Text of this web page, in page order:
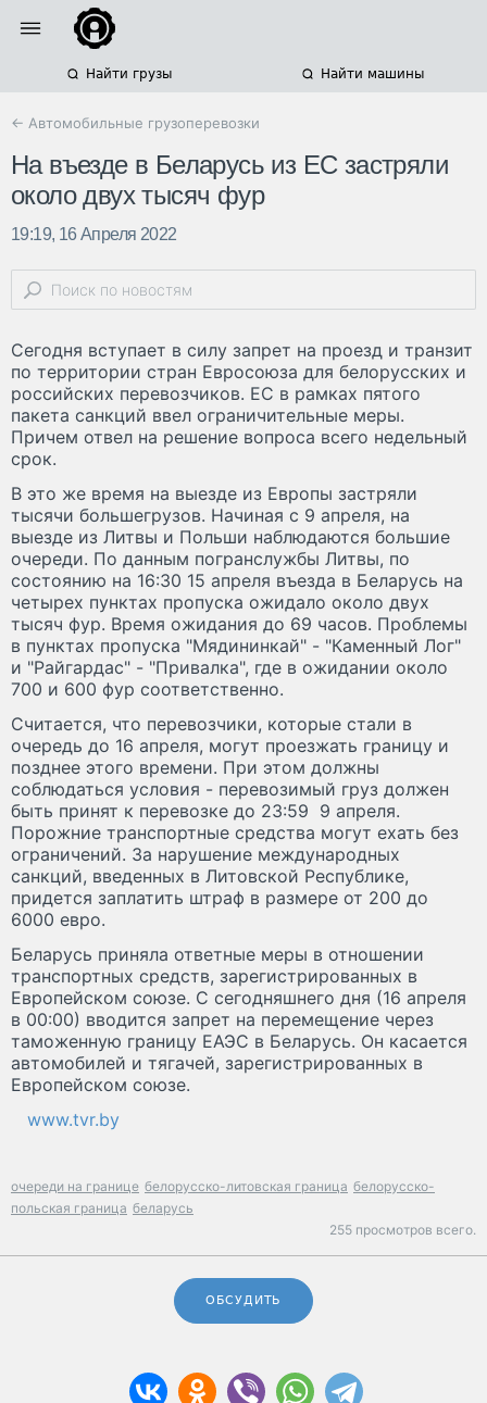
Найти грузы Найти машины
← Автомобильные грузоперевозки
На въезде в Беларусь из ЕС застряли
около двух тысяч фур
19:19, 16 Апреля 2022
Сегодня вступает в силу запрет на проезд и транзит
по территории стран Евросоюза для белорусских и
российских перевозчиков. ЕС в рамках пятого
пакета санкций ввел ограничительные меры.
Причем отвел на решение вопроса всего недельный
срок.
В это же время на выезде из Европы застряли
тысячи большегрузов. Начиная с 9 апреля, на
выезде из Литвы и Польши наблюдаются большие
очереди. По данным погранслужбы Литвы, по
состоянию на 16:30 15 апреля въезда в Беларусь на
четырех пунктах пропуска ожидало около двух
тысяч фур. Время ожидания до 69 часов. Проблемы
в пунктах пропуска "Мядининкай" - "Каменный Лог"
и "Райгардас" - "Привалка", где в ожидании около
700 и 600 фур соответственно.
Считается, что перевозчики, которые стали в
очередь до 16 апреля, могут проезжать границу и
позднее этого времени. При этом должны
соблюдаться условия - перевозимый груз должен
быть принят к перевозке до 23:59 9 апреля.
Порожние транспортные средства могут ехать без
ограничений. За нарушение международных
санкций, введенных в Литовской Республике,
придется заплатить штраф в размере от 200 до
6000 евро.
Беларусь приняла ответные меры в отношении
транспортных средств, зарегистрированных в
Европейском союзе. С сегодняшнего дня (16 апреля
в 00:00) вводится запрет на перемещение через
таможенную границу ЕАЭС в Беларусь. Он касается
автомобилей и тягачей, зарегистрированных в
Европейском союзе.
www.tvr.by
очереди на границе белорусско-литовская граница белорусско-
польская граница беларусь
255 просмотров всего.
ОБСУДИТЬ